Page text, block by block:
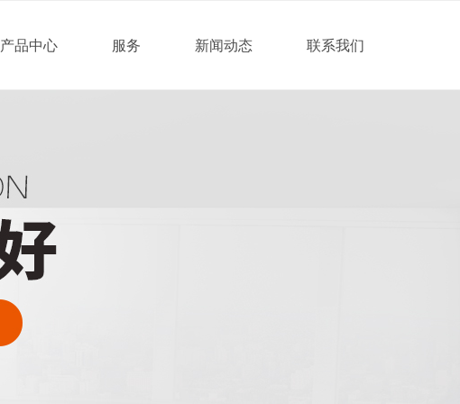
产品中心 服务 新闻动态 联系我们